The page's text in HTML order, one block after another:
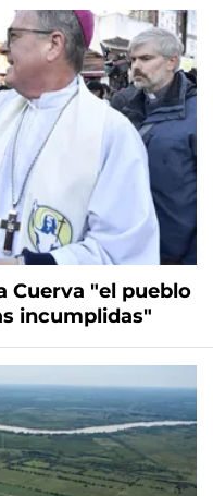
Cuerva "el pueblo
incumplidas"